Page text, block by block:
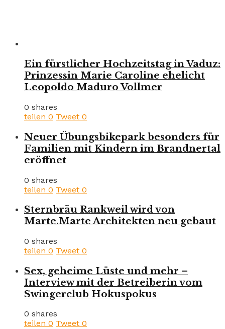
Ein fürstlicher Hochzeitstag in Vaduz:
Prinzessin Marie Caroline ehelicht
Leopoldo Maduro Vollmer
0 shares
teilen 0 Tweet 0
Neuer Übungsbikepark besonders für
Familien mit Kindern im Brandnertal
eröffnet
0 shares
teilen 0 Tweet 0
Sternbräu Rankweil wird von
Marte.Marte Architekten neu gebaut
0 shares
teilen 0 Tweet 0
Sex, geheime Lüste und mehr –
Interview mit der Betreiberin vom
Swingerclub Hokuspokus
0 shares
teilen 0 Tweet 0